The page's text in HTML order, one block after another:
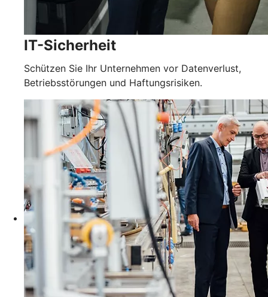
IT-Sicherheit
Schützen Sie Ihr Unternehmen vor Datenverlust,
Betriebsstörungen und Haftungsrisiken.